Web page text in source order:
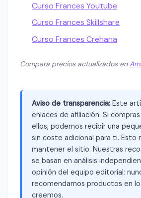
Curso Frances Youtube
Curso Frances Skillshare
Curso Frances Crehana
Compara precios actualizados en
Aviso de transparencia: Este
enlaces de afiliación. Si
ellos, podemos recibir una
sin coste adicional para ti. Esto
mantener el sitio. Nuestras
se basan en análisis
opinión del equipo editorial;
recomendamos productos en
creemos.